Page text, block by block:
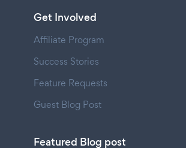
Get Involved
Affiliate Program
Success Stories
Feature Requests
Guest Blog Post
Featured Blog post